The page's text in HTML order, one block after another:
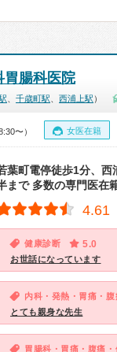
胃腸科医院
千歳町駅 西浦上駅 ）
〜） 女医在籍
葉町電停徒歩1分、
まで 多数の専門医在籍
4.61
健康診断 5.0
お世話になっています
内科・発熱・胃痛・
とても親身な先生
胃腸科・胃痛・腹痛